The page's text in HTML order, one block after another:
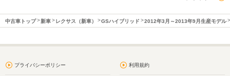
中古車トップ 新車 レクサス（新車） GSハイブリッド 2012年3月～2013年9月生産モデル
プライバシーポリシー 利用規約